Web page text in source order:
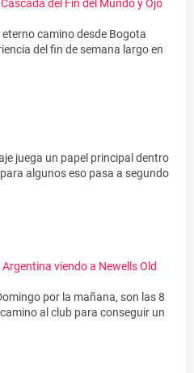
del Fin del Mundo y Ojo
camino desde Bogota
del fin de semana largo en
juega un papel principal dentro
algunos eso pasa a segundo
viendo a Newells Old
por la mañana, son las 8
al club para conseguir un